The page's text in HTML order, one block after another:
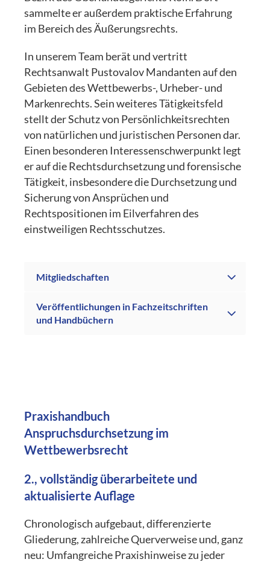
sammelte er außerdem praktische Erfahrung
im Bereich des Äußerungsrechts.
In unserem Team berät und vertritt
Rechtsanwalt Pustovalov Mandanten auf den
Gebieten des Wettbewerbs-, Urheber- und
Markenrechts. Sein weiteres Tätigkeitsfeld
stellt der Schutz von Persönlichkeitsrechten
von natürlichen und juristischen Personen dar.
Einen besonderen Interessenschwerpunkt legt
er auf die Rechtsdurchsetzung und forensische
Tätigkeit, insbesondere die Durchsetzung und
Sicherung von Ansprüchen und
Rechtspositionen im Eilverfahren des
einstweiligen Rechtsschutzes.
Mitgliedschaften
Veröffentlichungen in Fachzeitschriften
und Handbüchern
Praxishandbuch
Anspruchsdurchsetzung im
Wettbewerbsrecht
2., vollständig überarbeitete und
aktualisierte Auflage
Chronologisch aufgebaut, differenzierte
Gliederung, zahlreiche Querverweise und, ganz
neu: Umfangreiche Praxishinweise zu jeder